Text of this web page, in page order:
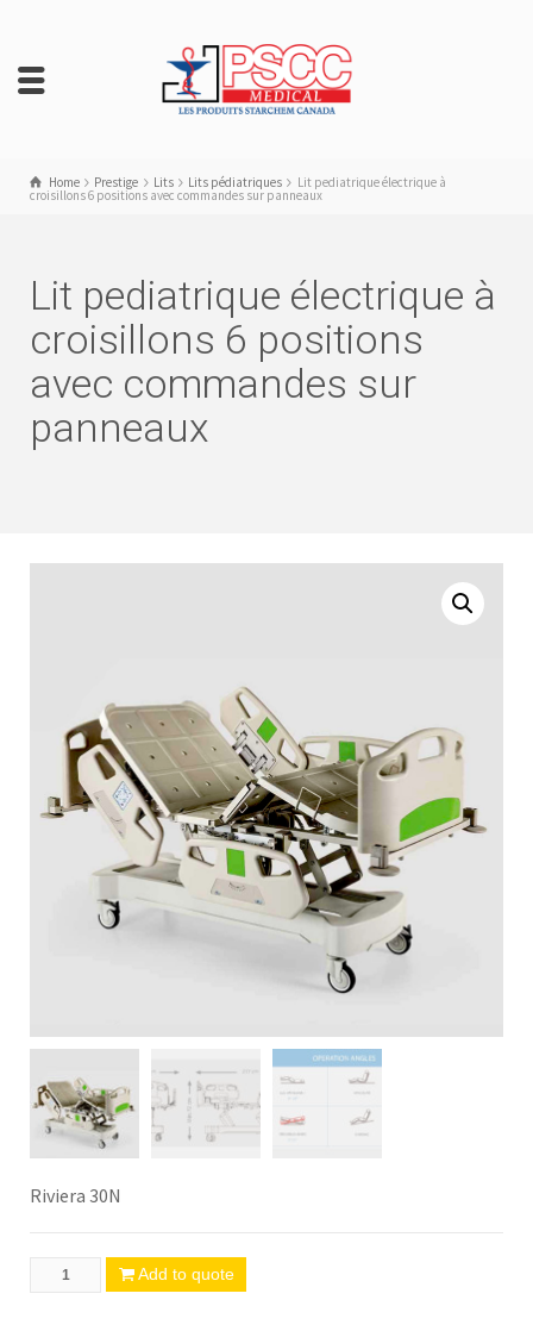
Home Prestige Lits Lits pédiatriques Lit pediatrique électrique à
croisillons 6 positions avec commandes sur panneaux
Lit pediatrique électrique à
croisillons 6 positions
avec commandes sur
panneaux
Riviera 30N
Add to quote